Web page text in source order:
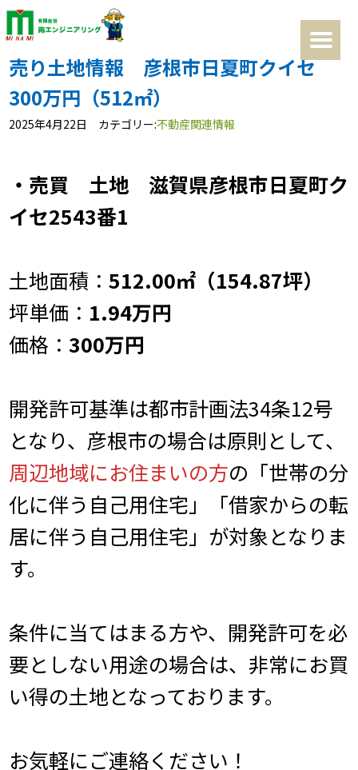
売り土地情報 彦根市日夏町クイセ
300万円（512㎡）
2025年4月22日 カテゴリー:不動産関連情報
・売買 土地 滋賀県彦根市日夏町ク
イセ2543番1
土地面積：512.00㎡（154.87坪）
坪単価： 1.94万円
価格：300万円
開発許可基準は都市計画法34条12号
となり、彦根市の場合は原則として、
周辺地域にお住まいの方の「世帯の分
化に伴う自己用住宅」「借家からの転
居に伴う自己用住宅」が対象となりま
す。
条件に当てはまる方や、開発許可を必
要としない用途の場合は、非常にお買
い得の土地となっております。
お気軽にご連絡ください！